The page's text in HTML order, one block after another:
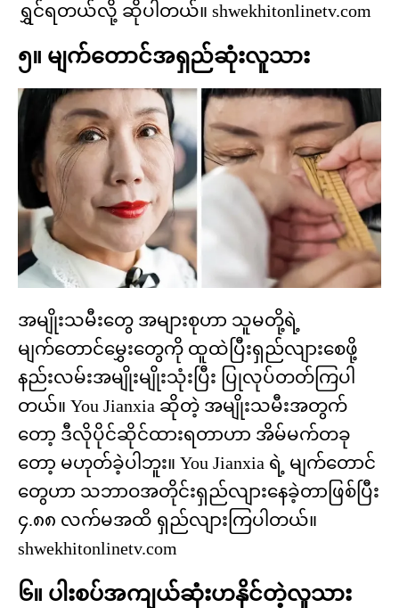
ရွှင်ရတယ်လို့ ဆိုပါတယ်။ shwekhitonlinetv.com
၅။ မျက်တောင်အရှည်ဆုံးလူသား
အမျိုးသမီးတွေ အများစုဟာ သူမတို့ရဲ့
မျက်တောင်မွှေးတွေကို ထူထဲပြီးရှည်လျားစေဖို့
နည်းလမ်းအမျိုးမျိုးသုံးပြီး ပြုလုပ်တတ်ကြပါ
တယ်။ You Jianxia ဆိုတဲ့ အမျိုးသမီးအတွက်
တော့ ဒီလိုပိုင်ဆိုင်ထားရတာဟာ အိမ်မက်တခု
တော့ မဟုတ်ခဲ့ပါဘူး။ You Jianxia ရဲ့ မျက်တောင်
တွေဟာ သဘာဝအတိုင်းရှည်လျားနေခဲ့တာဖြစ်ပြီး
၄.၈၈ လက်မအထိ ရှည်လျားကြပါတယ်။
shwekhitonlinetv.com
၆။ ပါးစပ်အကျယ်ဆုံးဟနိုင်တဲ့လူသား